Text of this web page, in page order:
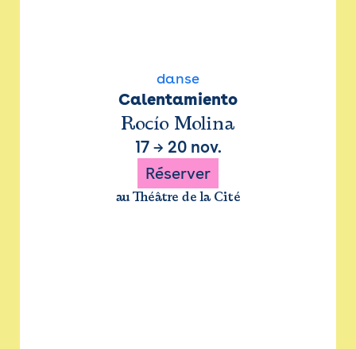
danse
Calentamiento
Rocío Molina
17→ 20 nov.
Réserver
au Théâtre de la Cité